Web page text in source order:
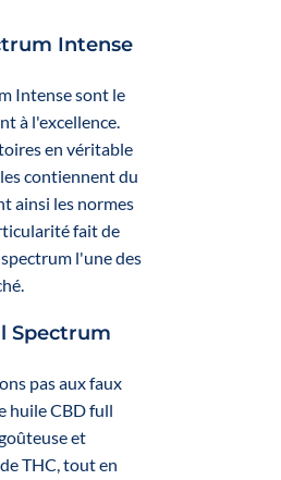
Intense
Intense sont le
à l'excellence.
en véritable
contiennent du
ainsi les normes
fait de
l'une des
Spectrum
pas aux faux
huile CBD full
et
THC, tout en